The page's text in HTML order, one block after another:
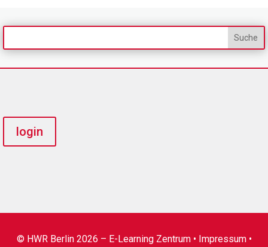
login
© HWR Berlin 2026 – E-Learning Zentrum • Impressum•